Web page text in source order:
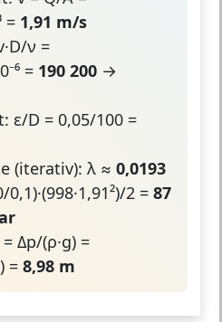
= 1,91 m/s
ν =
= 190 200 →
ε/D = 0,05/100 =
(iterativ): λ ≈ 0,0193
2 = 87
Δp/(ρ·g) =
= 8,98 m